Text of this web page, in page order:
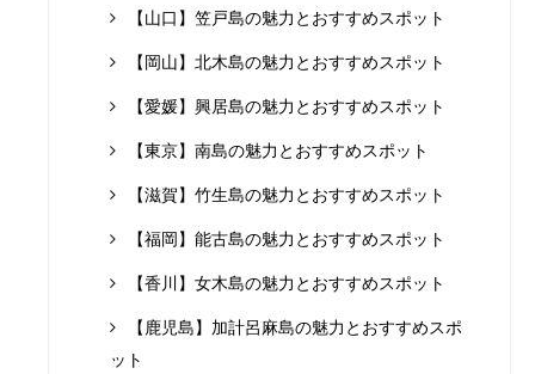
【山口】笠戸島の魅力とおすすめスポット
【岡山】北木島の魅力とおすすめスポット
【愛媛】興居島の魅力とおすすめスポット
【東京】南島の魅力とおすすめスポット
【滋賀】竹生島の魅力とおすすめスポット
【福岡】能古島の魅力とおすすめスポット
【香川】女木島の魅力とおすすめスポット
【鹿児島】加計呂麻島の魅力とおすすめスポ
ット